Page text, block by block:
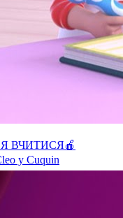
ВЧИТИСЯ🍎
y Cuquin